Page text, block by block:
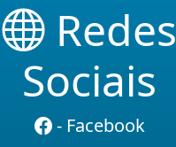
Redes
Sociais
- Facebook